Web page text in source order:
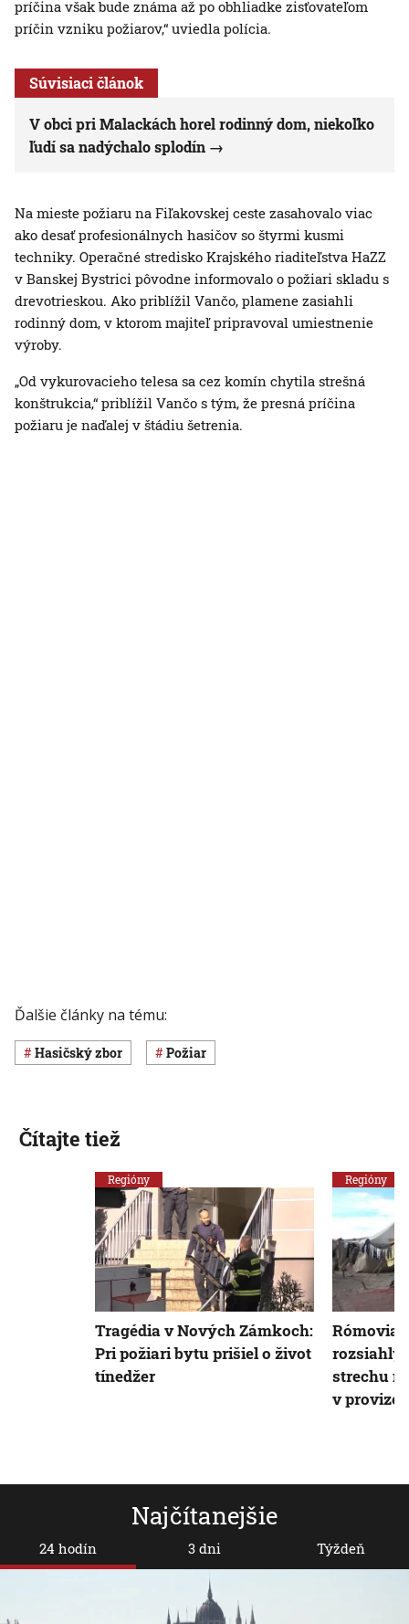
príčina však bude známa až po obhliadke zisťovateľom
príčin vzniku požiarov,“ uviedla polícia.
Súvisiaci článok
V obci pri Malackách horel rodinný dom, niekoľko
ľudí sa nadýchalo splodín
Na mieste požiaru na Fiľakovskej ceste zasahovalo viac
ako desať profesionálnych hasičov so štyrmi kusmi
techniky. Operačné stredisko Krajského riaditeľstva HaZZ
v Banskej Bystrici pôvodne informovalo o požiari skladu s
drevotrieskou. Ako priblížil Vančo, plamene zasiahli
rodinný dom, v ktorom majiteľ pripravoval umiestnenie
výroby.
„Od vykurovacieho telesa sa cez komín chytila strešná
konštrukcia,“ priblížil Vančo s tým, že presná príčina
požiaru je naďalej v štádiu šetrenia.
Ďalšie články na tému:
hasičský zbor požiar
Najčítanejšie
24 hodín 3 dni Týždeň
Čítajte tiež
Regióny
Tragédia v Nových Zámkoch:
Pri požiari bytu prišiel o život
tínedžer
Regióny
Rómovia
rozsiahly
strechu
v